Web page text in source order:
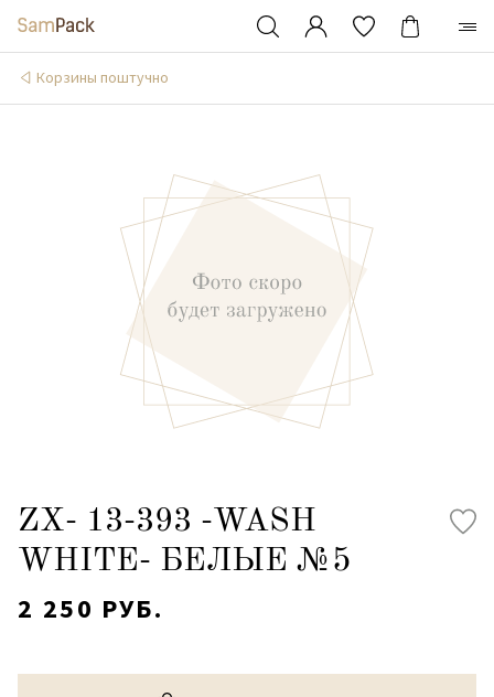
Корзины поштучно
ZX- 13-393 -WASH
WHITE- БЕЛЫЕ №5
2 250 РУБ.